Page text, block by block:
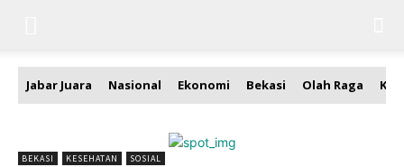
Jabar Juara Nasional Ekonomi Bekasi Olah Raga
BEKASI KESEHATAN SOSIAL